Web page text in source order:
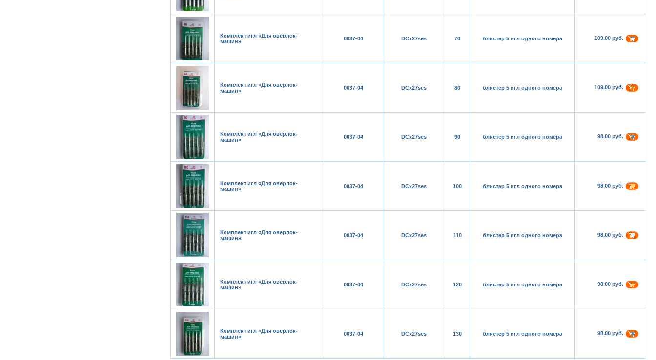
Комплект игл «Для оверлок-
машин»
0037-04 DCх27ses 70 блистер 5 игл одного номера 109.00 руб.
Комплект игл «Для оверлок-
машин»
0037-04 DCх27ses 80 блистер 5 игл одного номера 109.00 руб.
Комплект игл «Для оверлок-
машин»
0037-04 DCх27ses 90 блистер 5 игл одного номера 98.00 руб.
Комплект игл «Для оверлок-
машин»
0037-04 DCх27ses 100 блистер 5 игл одного номера 98.00 руб.
Комплект игл «Для оверлок-
машин»
0037-04 DCх27ses 110 блистер 5 игл одного номера 98.00 руб.
Комплект игл «Для оверлок-
машин»
0037-04 DCх27ses 120 блистер 5 игл одного номера 98.00 руб.
Комплект игл «Для оверлок-
машин»
0037-04 DCх27ses 130 блистер 5 игл одного номера 98.00 руб.